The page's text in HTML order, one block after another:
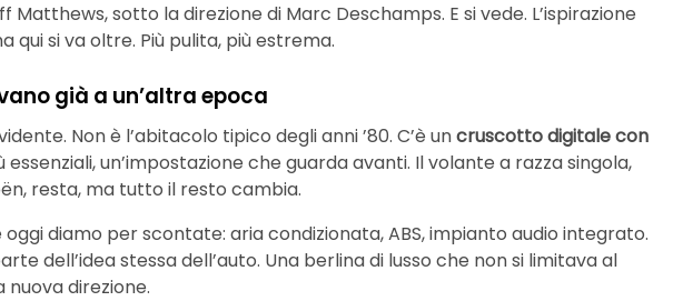
Matthews, sotto la direzione di Marc Deschamps. E si vede. L’ispirazione
qui si va oltre. Più pulita, più estrema.
già a un’altra epoca
Non è l’abitacolo tipico degli anni ’80. C’è uncruscotto digitale con
essenziali, un’impostazione che guarda avanti. Il volante a razza singola,
resta, ma tutto il resto cambia.
oggi diamo per scontate: aria condizionata, ABS, impianto audio integrato.
dell’idea stessa dell’auto. Una berlina di lusso che non si limitava al
direzione.